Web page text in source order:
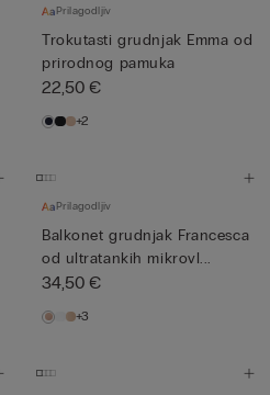
Prilagodljiv
Trokutasti grudnjak Emma od
prirodnog pamuka
22,50 €
+2
Prilagodljiv
Balkonet grudnjak Francesca
od ultratankih mikrovl...
34,50 €
+3